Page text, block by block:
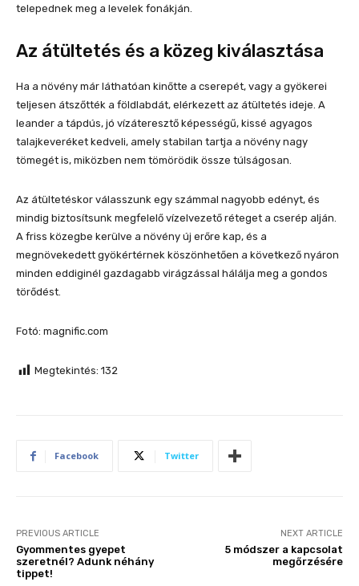
telepednek meg a levelek fonákján.
Az átültetés és a közeg kiválasztása
Ha a növény már láthatóan kinőtte a cserepét, vagy a gyökerei
teljesen átszőtték a földlabdát, elérkezett az átültetés ideje. A
leander a tápdús, jó vízáteresztő képességű, kissé agyagos
talajkeveréket kedveli, amely stabilan tartja a növény nagy
tömegét is, miközben nem tömörödik össze túlságosan.
Az átültetéskor válasszunk egy számmal nagyobb edényt, és
mindig biztosítsunk megfelelő vízelvezető réteget a cserép alján.
A friss közegbe kerülve a növény új erőre kap, és a
megnövekedett gyökértérnek köszönhetően a következő nyáron
minden eddiginél gazdagabb virágzással hálálja meg a gondos
törődést.
Fotó: magnific.com
Megtekintés: 132
Facebook Twitter
PREVIOUS ARTICLE
Gyommentes gyepet
szeretnél? Adunk néhány
tippet!
NEXT ARTICLE
5 módszer a kapcsolat
megőrzésére